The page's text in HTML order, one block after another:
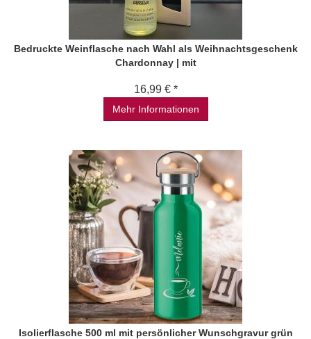
Bedruckte Weinflasche nach Wahl als Weihnachtsgeschenk
Chardonnay | mit
16,99 € *
Mehr Informationen
Isolierflasche 500 ml mit persönlicher Wunschgravur grün